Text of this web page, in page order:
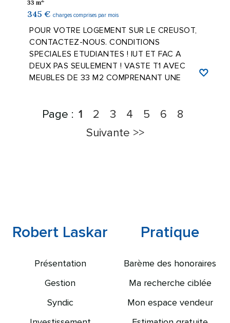
33 m
345 € charges comprises par mois
POUR VOTRE LOGEMENT SUR LE CREUSOT,
CONTACTEZ-NOUS. CONDITIONS
SPECIALES ETUDIANTES ! IUT ET FAC A
DEUX PAS SEULEMENT ! VASTE T1 AVEC
MEUBLES DE 33 M2 COMPRENANT UNE
Page : 1 2 3 4 5 6
8
Suivante >>
Robert Laskar
Présentation
Gestion
Syndic
Pratique
Barème des honoraires
Ma recherche ciblée
Mon espace vendeur